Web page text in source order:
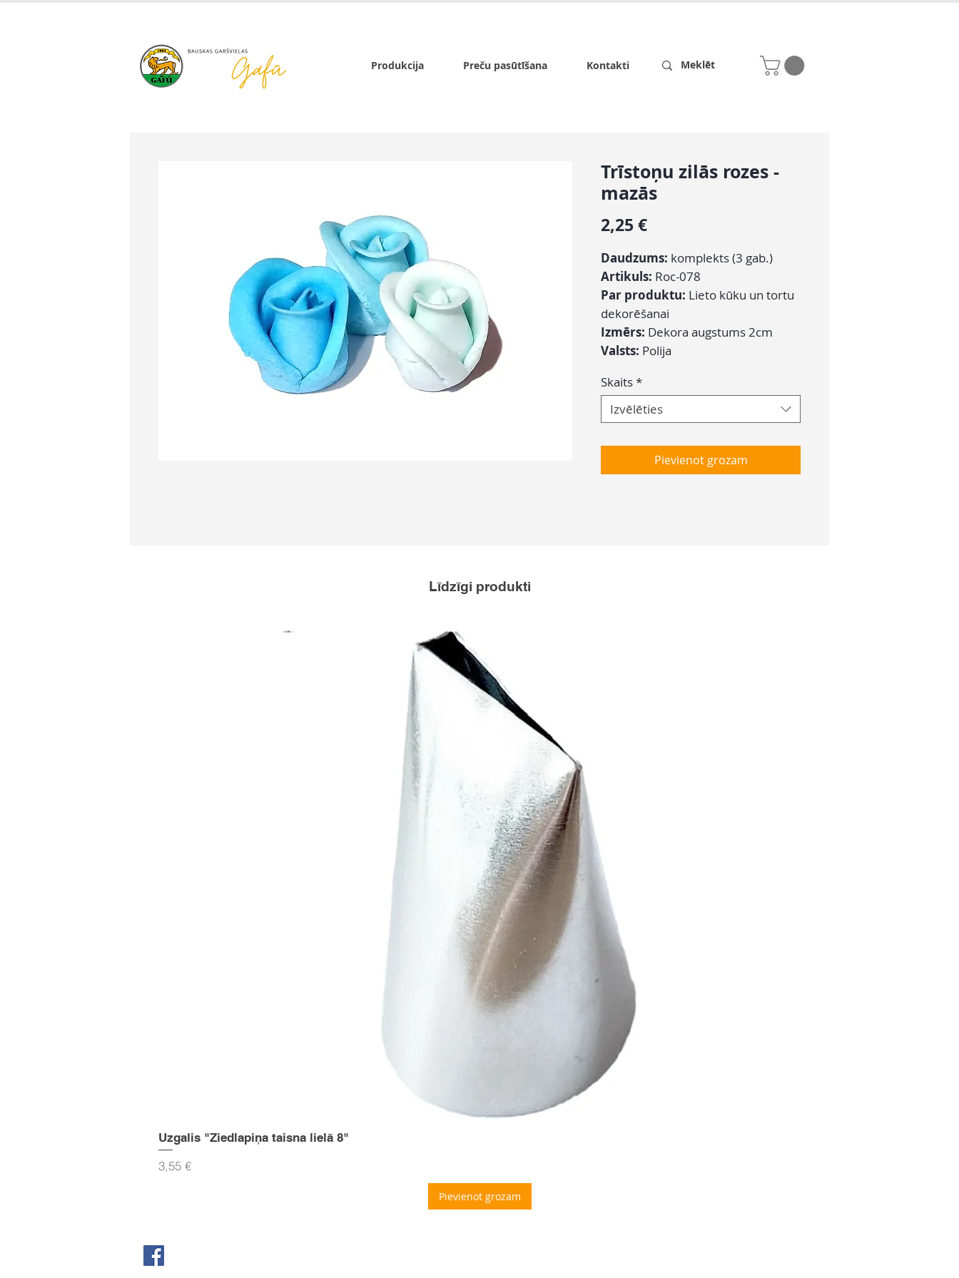
Produkcija Preču pasūtīšana Kontakti
Trīstoņu zilās rozes -
mazās
2,25 €Cena
Daudzums: komplekts (3 gab.)
Artikuls: Roc-078
Par produktu: Lieto kūku un tortu
dekorēšanai
Izmērs: Dekora augstums 2cm
Valsts: Polija
Skaits*
Izvēlēties
Pievienot grozam
Līdzīgi produkti
Uzgalis "Ziedlapiņa taisna lielā 8"
Cena
3,55 €
Pievienot grozam